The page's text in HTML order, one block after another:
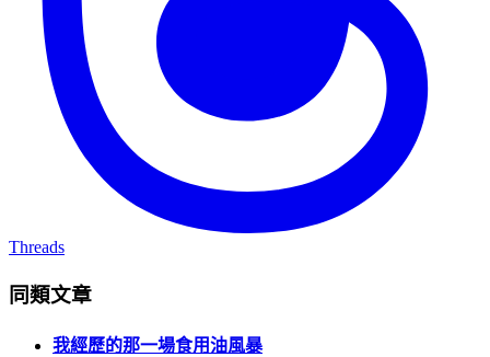
Threads
同類文章
我經歷的那一場食用油風暴